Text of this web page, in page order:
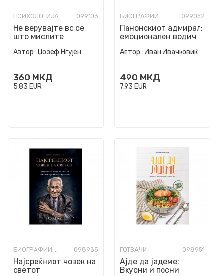
ПСИХОЛОГИЈА 099103
Не верувајте во се
што мислите
Автор : Џозеф Нгујен
360 МКД
5,83 EUR
БИОГРАФИИ И МЕМОАРИ 099052
Панонскиот адмирал:
емоционален водич
на Ѓорѓе Балашевиќ
Автор : Иван Ивачковиќ
490 МКД
7,93 EUR
БИОГРАФИИ И МЕМОАРИ 098985
Најсреќниот човек на
светот
ГОТВАЧИ 098951
Ајде да јадеме:
Вкусни и посни